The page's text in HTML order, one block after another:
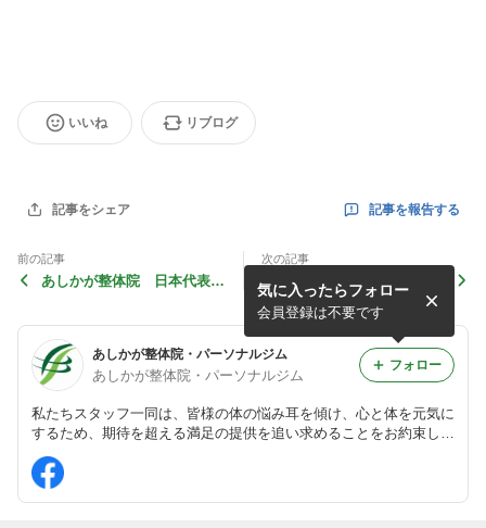
いいね リブログ
記事をシェア 記事を報告する
前の記事
あしかが整体院 日本代表選
次の記事
ジュニアファンクショナルト
レーニング
あしかが整体院・パーソナルジム
あしかが整体院・パーソナルジム
私たちスタッフ一同は、皆様の体の悩み耳を傾け、心と体を元気に
するため、期待を超える満足の提供を追い求めることをお約束しま
す。
気に入ったらフォロー
会員登録は不要です
フォロー